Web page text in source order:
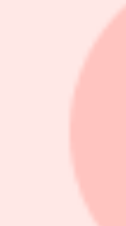
Inte minst mot bakgrund av
förväntningarna.
amerikanska
främst, amerikanska ränterallyt.
för både EMU-området och USA
också preliminära BNP-siffror
räntebesked blir ändå den
makrosiffror som Riksbanken får
som Placera kommer
är några stycken av er.
missat en veckotext under alla
jag hyrde en stuga i norra Jämtland